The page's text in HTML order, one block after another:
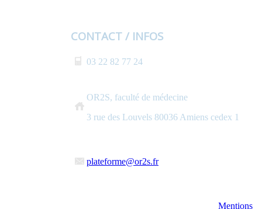
CONTACT / INFOS
03 22 82 77 24
OR2S, faculté de médecine
3 rue des Louvels 80036 Amiens cedex 1
plateforme@or2s.fr
Mentions